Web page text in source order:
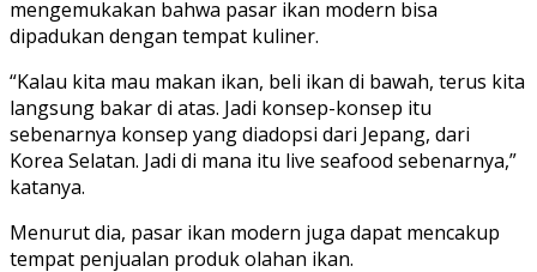
mengemukakan bahwa pasar ikan modern bisa
dipadukan dengan tempat kuliner.
“Kalau kita mau makan ikan, beli ikan di bawah, terus kita
langsung bakar di atas. Jadi konsep-konsep itu
sebenarnya konsep yang diadopsi dari Jepang, dari
Korea Selatan. Jadi di mana itu live seafood sebenarnya,”
katanya.
Menurut dia, pasar ikan modern juga dapat mencakup
tempat penjualan produk olahan ikan.